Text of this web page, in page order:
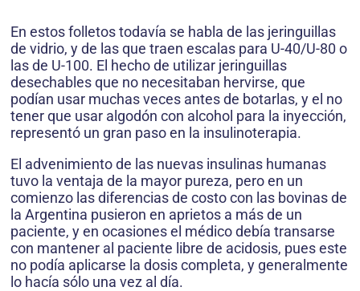
En estos folletos todavía se habla de las jeringuillas
de vidrio, y de las que traen escalas para U-40/U-80 o
las de U-100. El hecho de utilizar jeringuillas
desechables que no necesitaban hervirse, que
podían usar muchas veces antes de botarlas, y el no
tener que usar algodón con alcohol para la inyección,
representó un gran paso en la insulinoterapia.
El advenimiento de las nuevas insulinas humanas
tuvo la ventaja de la mayor pureza, pero en un
comienzo las diferencias de costo con las bovinas de
la Argentina pusieron en aprietos a más de un
paciente, y en ocasiones el médico debía transarse
con mantener al paciente libre de acidosis, pues este
no podía aplicarse la dosis completa, y generalmente
lo hacía sólo una vez al día.